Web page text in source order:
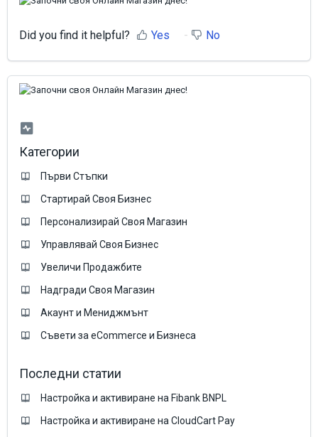
Did you find it helpful? Yes No
Категории
Първи Стъпки
Стартирай Своя Бизнес
Персонализирай Своя Магазин
Управлявай Своя Бизнес
Увеличи Продажбите
Надгради Своя Магазин
Акаунт и Мениджмънт
Съвети за eCommerce и Бизнеса
Последни статии
Настройка и активиране на Fibank BNPL
Настройка и активиране на CloudCart Pay